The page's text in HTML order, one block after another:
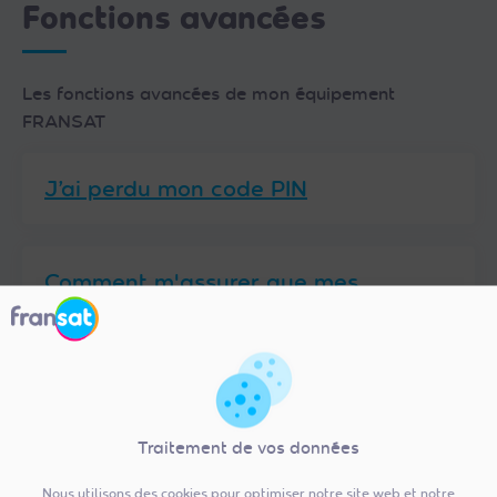
Traitement de vos données
Nous utilisons des cookies pour optimiser notre site web et notre
Fonctions avancées
Les fonctions avancées de mon équipement
FRANSAT
J’ai perdu mon code PIN
Comment m'assurer que mes
enfants n'ont pas accès à des
programmes qui ne sont pas de
Comment recevoir un
programme en qualité 4K avec